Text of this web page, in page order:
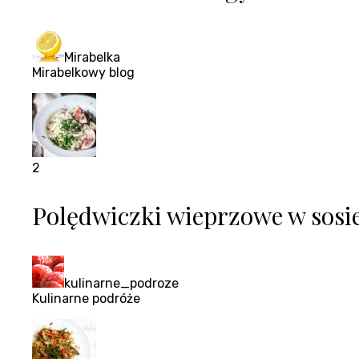
Mirabelka
Mirabelkowy blog
2
Polędwiczki wieprzowe w
kulinarne_podroze
Kulinarne podróże